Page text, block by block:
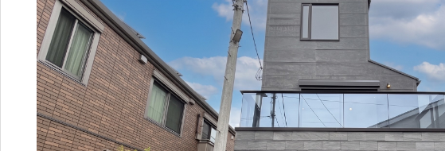
サービス内容/特集記事
よくある質問
相続・税金コラム
エリア資産分析
03-
630
0-
003
8
営業時間：
10:00〜18:00
お問い合わせ